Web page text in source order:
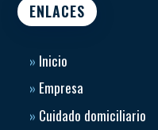
ENLACES
» Inicio
» Empresa
» Cuidado domiciliario